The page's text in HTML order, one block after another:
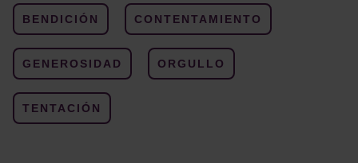
BENDICIÓN CONTENTAMIENTO
GENEROSIDAD ORGULLO
TENTACIÓN